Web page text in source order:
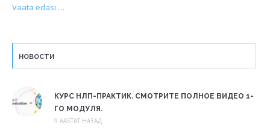
Vaata edasi …
НОВОСТИ
КУРС НЛП-ПРАКТИК. СМОТРИТЕ ПОЛНОЕ ВИДЕО 1-
ГО МОДУЛЯ.
9 AASTAT НАЗАД